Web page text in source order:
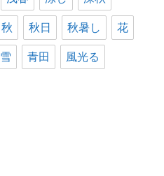
秋 秋日 秋暑し 花
雪 青田 風光る